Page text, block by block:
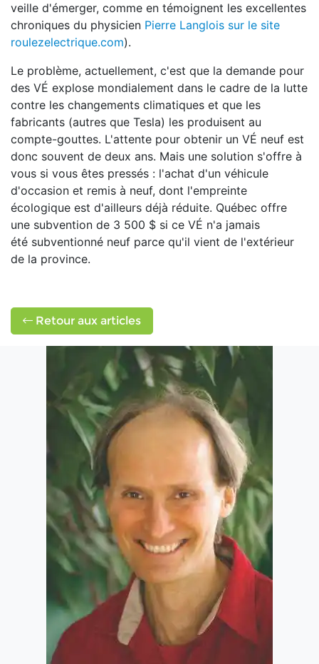
veille d'émerger, comme en témoignent les excellentes
chroniques du physicien Pierre Langlois sur le site
roulezelectrique.com).
Le problème, actuellement, c'est que la demande pour
des VÉ explose mondialement dans le cadre de la lutte
contre les changements climatiques et que les
fabricants (autres que Tesla) les produisent au
compte-gouttes. L'attente pour obtenir un VÉ neuf est
donc souvent de deux ans. Mais une solution s'offre à
vous si vous êtes pressés : l'achat d'un véhicule
d'occasion et remis à neuf, dont l'empreinte
écologique est d'ailleurs déjà réduite. Québec offre
une subvention de 3 500 $ si ce VÉ n'a jamais
été subventionné neuf parce qu'il vient de l'extérieur
de la province.
Retour aux articles